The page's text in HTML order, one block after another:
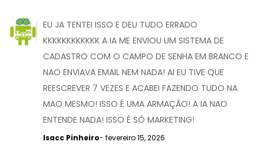
EU JA TENTEI ISSO E DEU TUDO ERRADO
KKKKKKKKKKKK A IA ME ENVIOU UM SISTEMA DE
CADASTRO COM O CAMPO DE SENHA EM BRANCO E
NAO ENVIAVA EMAIL NEM NADA! AI EU TIVE QUE
REESCREVER 7 VEZES E ACABEI FAZENDO TUDO NA
MAO MESMO! ISSO É UMA ARMAÇÃO! A IA NAO
ENTENDE NADA! ISSO É SÓ MARKETING!
Isacc Pinheiro- fevereiro 15, 2026